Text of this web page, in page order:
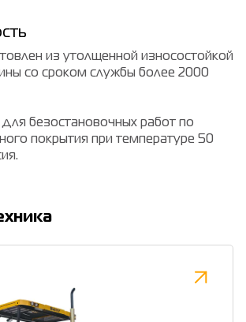
из утолщенной износостойкой
со сроком службы более 2000
для безостановочных работ по
покрытия при температуре 50